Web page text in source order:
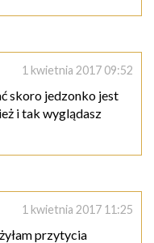
1 kwietnia 2017 09:52
skoro jedzonko jest
i tak wyglądasz
1 kwietnia 2017 11:25
przytycia